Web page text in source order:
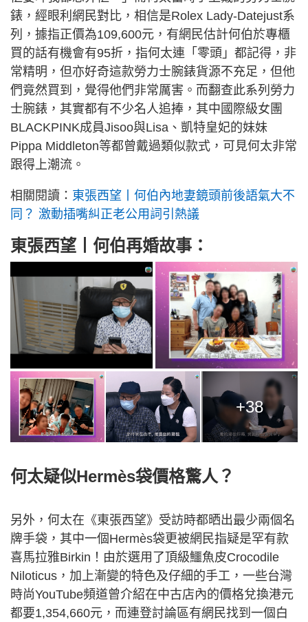
錶，經眼利網民對比，相信是Rolex Lady-Datejust系
列，據指正價為109,600元，有網民估計何伯於專櫃
買的話有機會有95折，指何太連「零頭」都記得，非
常精明，但亦好奇這款勞力士腕錶貨源不充足，但他
們竟然買到，覺得他們非常厲害。而翻查此系列勞力
士腕錶，其實都有不少名人追捧，其中國際級女團
BLACKPINK成員Jisoo與Lisa、凱特皇妃的妹妹
Pippa Middleton等都曾戴過類似款式，可見何太非常
跟得上潮流。
相關閱讀： 東張西望丨何伯內地妻鏡頭前後語氣大不
同？ 激動插嘴糾正老公用詞引熱議
東張西望丨何伯再婚故事：
+38
何太疑似Hermès袋價格驚人？
另外，何太在《東張西望》受訪時都晒出最少兩個名
牌手袋，其中一個Hermès袋更被網民指疑是罕有款
喜馬拉雅Birkin！由於選用了頂級鱷魚皮Crocodile
Niloticus，加上漸變的特色及仔細的手工，一些台灣
時尚YouTube頻道曾介紹在中古店內的價格兌換港元
都要1,354,660元，而連登討論區有網民找到一個白